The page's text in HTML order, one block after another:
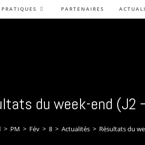
PARTENAIRES
du week-end (J2
> PM > Fév > 8 > Actualités > Résultats du